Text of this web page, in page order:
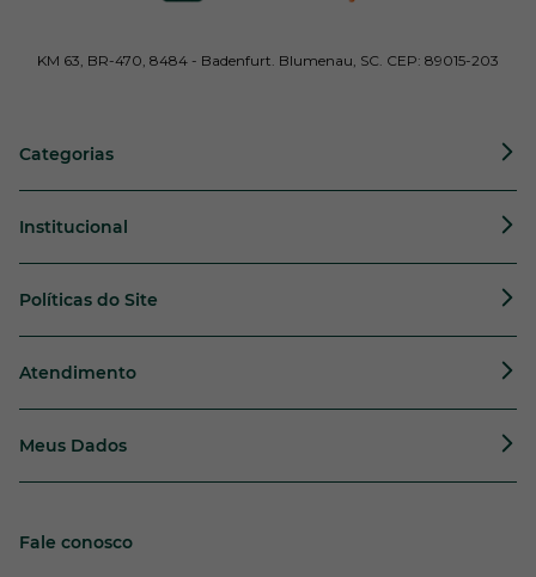
KM 63, BR-470, 8484 - Badenfurt. Blumenau, SC. CEP: 89015-203
Categorias
Institucional
Políticas do Site
Atendimento
Meus Dados
Fale conosco